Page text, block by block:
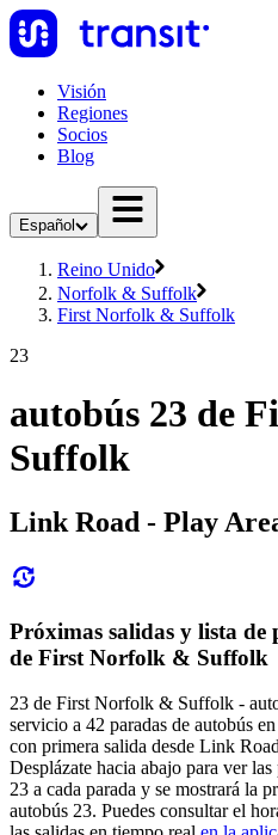
Visión
Regiones
Socios
Blog
Español
Reino Unido
Norfolk & Suffolk
First Norfolk & Suffolk
23
autobús 23 de
Suffolk
Link Road - Play
Próximas salidas y lista de
de First Norfolk & Suffolk
23 de First Norfolk & Suffolk -
servicio a 42 paradas de autobús
con primera salida desde Link
Desplázate hacia abajo para ver
23 a cada parada y se mostrará la
autobús 23. Puedes consultar el